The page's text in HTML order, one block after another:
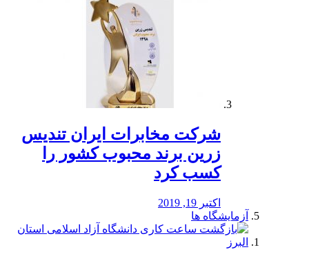
شرکت مخابرات ایران تندیس
زرین برند محبوب کشور را
کسب کرد
اکتبر 19, 2019
آزمایشگاه ها